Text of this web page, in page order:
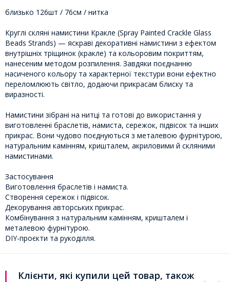
близько 126шт / 76см / нитка
Круглі скляні намистини Кракле (Spray Painted Crackle Glass
Beads Strands) — яскраві декоративні намистини з ефектом
внутрішніх тріщинок (кракле) та кольоровим покриттям,
нанесеним методом розпилення. Завдяки поєднанню
насиченого кольору та характерної текстури вони ефектно
переломлюють світло, додаючи прикрасам блиску та
виразності.
Намистини зібрані на нитці та готові до використання у
виготовленні браслетів, намиста, сережок, підвісок та інших
прикрас. Вони чудово поєднуються з металевою фурнітурою,
натуральним камінням, кришталем, акриловими й скляними
намистинами.
Застосування
Виготовлення браслетів і намиста.
Створення сережок і підвісок.
Декорування авторських прикрас.
Комбінування з натуральним камінням, кришталем і
металевою фурнітурою.
DIY-проєкти та рукоділля.
Клієнти, які купили цей товар, також